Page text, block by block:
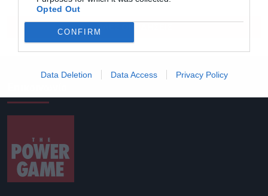
Opted Out
CONFIRM
Data Deletion Data Access Privacy Policy
ΟΛΕΣ ΟΙ ΕΙΔΗΣΕΙΣ